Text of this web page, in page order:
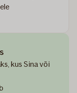
kus Sina või